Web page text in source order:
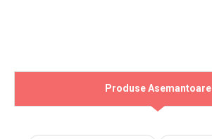
Produse Asemantoare